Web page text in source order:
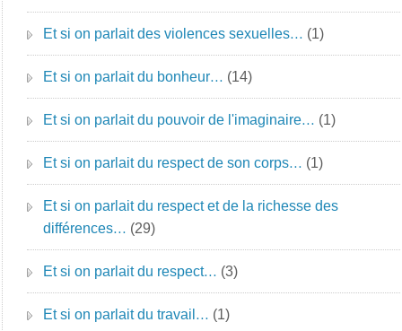
Et si on parlait des violences sexuelles… (1)
Et si on parlait du bonheur… (14)
Et si on parlait du pouvoir de l'imaginaire… (1)
Et si on parlait du respect de son corps… (1)
Et si on parlait du respect et de la richesse des
différences… (29)
Et si on parlait du respect… (3)
Et si on parlait du travail… (1)